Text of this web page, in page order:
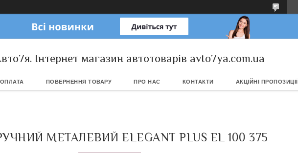
Інтернет магазин автотоварів avto7ya.com.ua
ПОВЕРНЕННЯ ТОВАРУ ПРО НАС КОНТАКТИ АКЦІЙНІ ПРОПОЗИЦІЇ
МЕТАЛЕВИЙ ELEGANT PLUS EL 100 375